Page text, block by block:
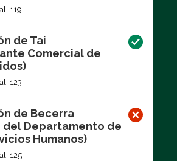
119
de Tai
Comercial de
123
de Becerra
del Departamento de
Humanos)
125